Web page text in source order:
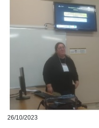
26/10/2023